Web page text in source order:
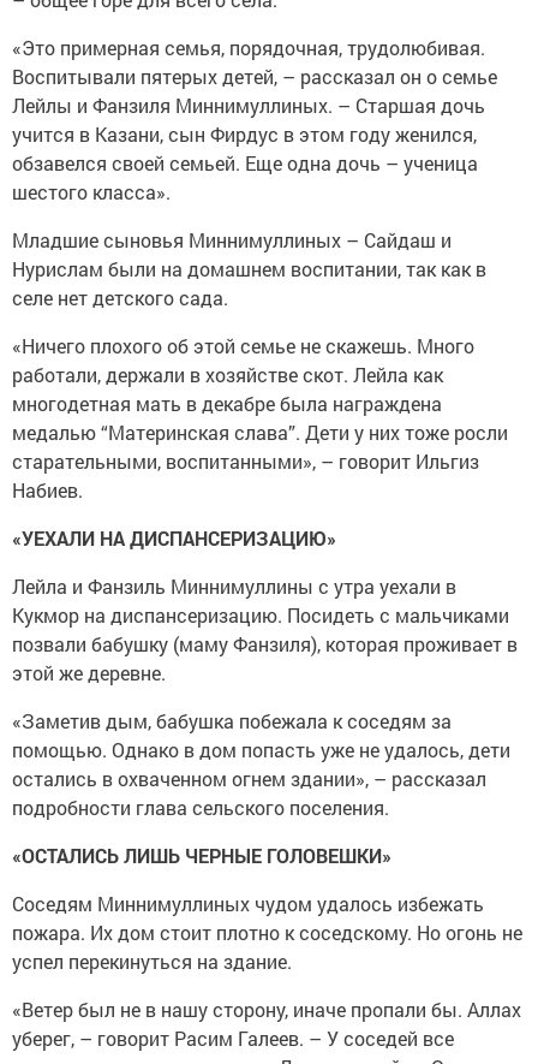
«Это примерная семья, порядочная, трудолюбивая.
Воспитывали пятерых детей, – рассказал он о семье
Лейлы и Фанзиля Миннимуллиных. – Старшая дочь
учится в Казани, сын Фирдус в этом году женился,
обзавелся своей семьей. Еще одна дочь – ученица
шестого класса».
Младшие сыновья Миннимуллиных – Сайдаш и
Нурислам были на домашнем воспитании, так как в
селе нет детского сада.
«Ничего плохого об этой семье не скажешь. Много
работали, держали в хозяйстве скот. Лейла как
многодетная мать в декабре была награждена
медалью “Материнская слава”. Дети у них тоже росли
старательными, воспитанными», – говорит Ильгиз
Набиев.
«УЕХАЛИ НА ДИСПАНСЕРИЗАЦИЮ»
Лейла и Фанзиль Миннимуллины с утра уехали в
Кукмор на диспансеризацию. Посидеть с мальчиками
позвали бабушку (маму Фанзиля), которая проживает в
этой же деревне.
«Заметив дым, бабушка побежала к соседям за
помощью. Однако в дом попасть уже не удалось, дети
остались в охваченном огнем здании», – рассказал
подробности глава сельского поселения.
«ОСТАЛИСЬ ЛИШЬ ЧЕРНЫЕ ГОЛОВЕШКИ»
Соседям Миннимуллиных чудом удалось избежать
пожара. Их дом стоит плотно к соседскому. Но огонь не
успел перекинуться на здание.
«Ветер был не в нашу сторону, иначе пропали бы. Аллах
уберег, – говорит Расим Галеев. – У соседей все